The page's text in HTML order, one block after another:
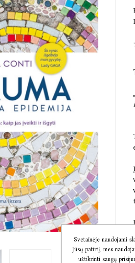
Svetainėje naudojami
Jūsų patirtį, mes
užtikrinti saugų